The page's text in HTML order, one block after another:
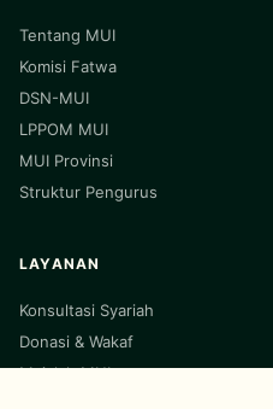
Tentang MUI
Komisi Fatwa
DSN-MUI
LPPOM MUI
MUI Provinsi
Struktur Pengurus
LAYANAN
Konsultasi Syariah
Donasi & Wakaf
Majalah MUI